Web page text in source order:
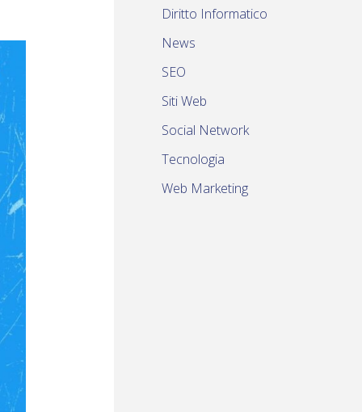
Diritto Informatico
News
SEO
Siti Web
Social Network
Tecnologia
Web Marketing